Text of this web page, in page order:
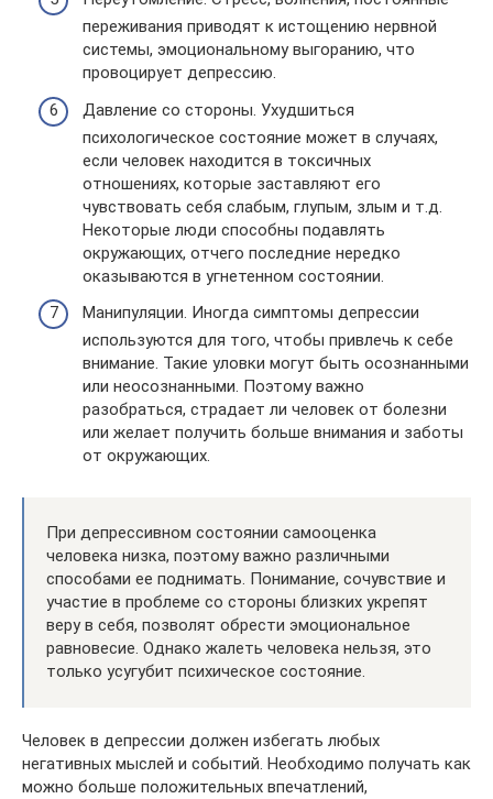
переживания приводят к истощению нервной
системы, эмоциональному выгоранию, что
провоцирует депрессию.
Давление со стороны. Ухудшиться
психологическое состояние может в случаях,
если человек находится в токсичных
отношениях, которые заставляют его
чувствовать себя слабым, глупым, злым и т.д.
Некоторые люди способны подавлять
окружающих, отчего последние нередко
оказываются в угнетенном состоянии.
Манипуляции. Иногда симптомы депрессии
используются для того, чтобы привлечь к себе
внимание. Такие уловки могут быть осознанными
или неосознанными. Поэтому важно
разобраться, страдает ли человек от болезни
или желает получить больше внимания и заботы
от окружающих.
При депрессивном состоянии самооценка
человека низка, поэтому важно различными
способами ее поднимать. Понимание, сочувствие и
участие в проблеме со стороны близких укрепят
веру в себя, позволят обрести эмоциональное
равновесие. Однако жалеть человека нельзя, это
только усугубит психическое состояние.
Человек в депрессии должен избегать любых
негативных мыслей и событий. Необходимо получать как
можно больше положительных впечатлений,